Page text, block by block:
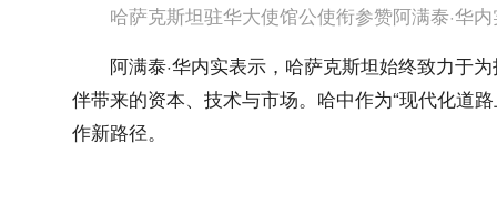
哈萨克斯坦驻华大使馆公使衔参赞阿满泰·华
阿满泰·华内实表示，哈萨克斯坦始终致力于
伴带来的资本、技术与市场。哈中作为“现代化道
作新路径。